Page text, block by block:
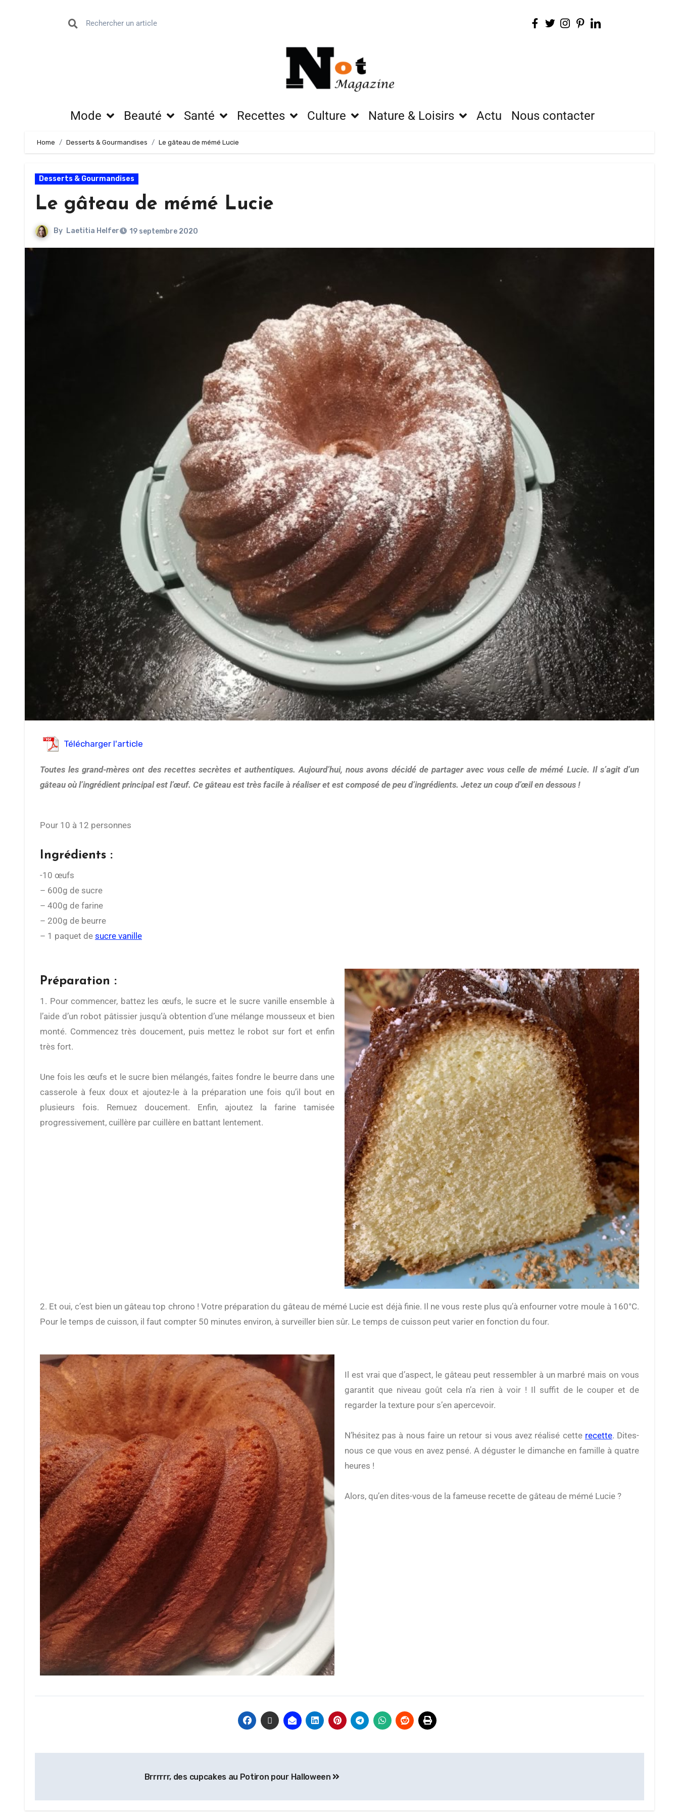
Mode Beauté Santé Recettes Culture Nature & Loisirs Actu Nous contacter
Home Desserts & Gourmandises Le gâteau de mémé Lucie
Desserts & Gourmandises
Le gâteau de mémé Lucie
By Laetitia Helfer 19 septembre 2020
Télécharger l'article
Toutes les grand-mères ont des recettes secrètes et authentiques. Aujourd’hui, nous avons décidé de partager avec vous celle de mémé Lucie. Il s’agit d’un
gâteau où l’ingrédient principal est l’œuf. Ce gâteau est très facile à réaliser et est composé de peu d’ingrédients. Jetez un coup d’œil en dessous !
Pour 10 à 12 personnes
Ingrédients :
-10 œufs
– 600g de sucre
– 400g de farine
– 200g de beurre
– 1 paquet de sucre vanille
Préparation :
1. Pour commencer, battez les œufs, le sucre et le sucre vanille ensemble à
l’aide d’un robot pâtissier jusqu’à obtention d’une mélange mousseux et bien
monté. Commencez très doucement, puis mettez le robot sur fort et enfin
très fort.
Une fois les œufs et le sucre bien mélangés, faites fondre le beurre dans une
casserole à feux doux et ajoutez-le à la préparation une fois qu’il bout en
plusieurs fois. Remuez doucement. Enfin, ajoutez la farine tamisée
progressivement, cuillère par cuillère en battant lentement.
2. Et oui, c’est bien un gâteau top chrono ! Votre préparation du gâteau de mémé Lucie est déjà finie. Il ne vous reste plus qu’à enfourner votre moule à 160°C.
Pour le temps de cuisson, il faut compter 50 minutes environ, à surveiller bien sûr. Le temps de cuisson peut varier en fonction du four.
Il est vrai que d’aspect, le gâteau peut ressembler à un marbré mais on vous
garantit que niveau goût cela n’a rien à voir ! Il suffit de le couper et de
regarder la texture pour s’en apercevoir.
N’hésitez pas à nous faire un retour si vous avez réalisé cette recette. Dites-
nous ce que vous en avez pensé. A déguster le dimanche en famille à quatre
heures !
Alors, qu’en dites-vous de la fameuse recette de gâteau de mémé Lucie ?
Brrrrrr, des cupcakes au Potiron pour Halloween